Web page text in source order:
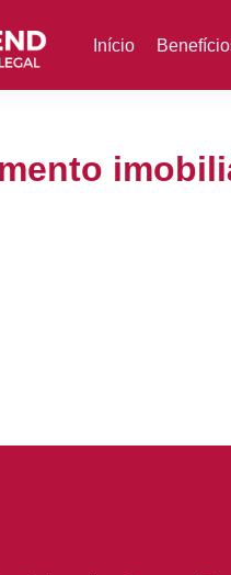
Início